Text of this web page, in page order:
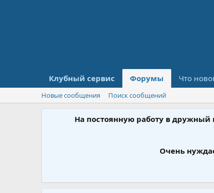
Клубный сервис Форумы Что
Новые сообщения Поиск сообщений
На постоянную работу в дружный
Очень